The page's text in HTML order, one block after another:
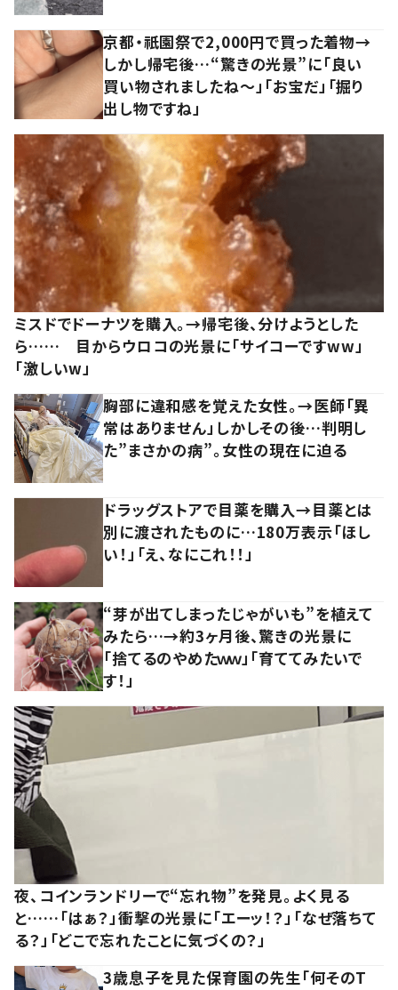
京都・祇園祭で2,000円で買った着物→
しかし帰宅後…“驚きの光景”に「良い
買い物されましたね～」「お宝だ」「掘り
出し物ですね」
ミスドでドーナツを購入。→帰宅後、分けようとした
ら…… 目からウロコの光景に「サイコーですww」
「激しいw」
胸部に違和感を覚えた女性。→医師「異
常はありません」しかしその後…判明し
た”まさかの病”。女性の現在に迫る
ドラッグストアで目薬を購入→目薬とは
別に渡されたものに…180万表示「ほし
い！」「え、なにこれ！！」
“芽が出てしまったじゃがいも”を植えて
みたら…→約3ヶ月後、驚きの光景に
「捨てるのやめたｗｗ」「育ててみたいで
す！」
夜、コインランドリーで“忘れ物”を発見。よく見る
と……「はぁ？」衝撃の光景に「エーッ！？」「なぜ落ちて
る？」「どこで忘れたことに気づくの？」
3歳息子を見た保育園の先生「何そのT